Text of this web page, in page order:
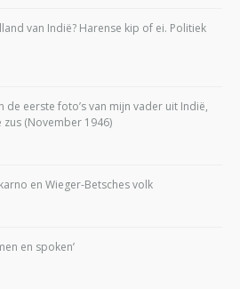
van Indië? Harense kip of ei. Politiek
de eerste foto’s van mijn vader uit Indië,
(November 1946)
en Wieger-Betsches volk
en spoken’